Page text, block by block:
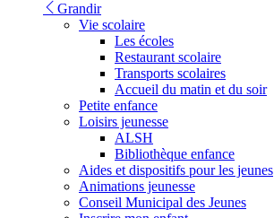
Grandir
Vie scolaire
Les écoles
Restaurant scolaire
Transports scolaires
Accueil du matin et du soir
Petite enfance
Loisirs jeunesse
ALSH
Bibliothèque enfance
Aides et dispositifs pour les jeunes
Animations jeunesse
Conseil Municipal des Jeunes